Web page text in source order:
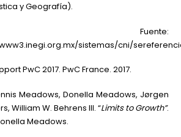
y Geografía).
sistemas/cni/
PwC 2017. PwC France. 2017.
Meadows, Donella Meadows, Jørgen
William W. Behrens III. “Limits to Growth”.
Meadows.